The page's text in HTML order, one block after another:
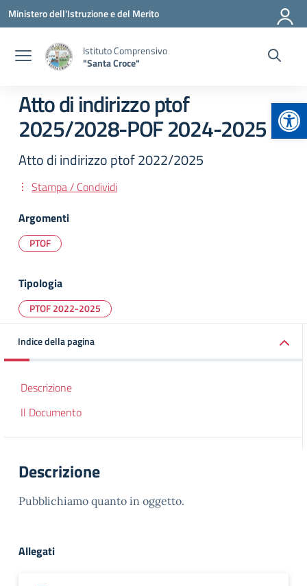
Vai ai contenuti
Vai al menu di navigazione
Vai al footer
Ministero dell'Istruzione e del Merito
Istituto Comprensivo
"Santa Croce"
Atto di indirizzo ptof
2025/2028-POF 2024-2025
Atto di indirizzo ptof 2022/2025
Stampa / Condividi
Argomenti
PTOF
Tipologia
PTOF 2022-2025
Indice della pagina
Descrizione
Il Documento
Descrizione
Pubblichiamo quanto in oggetto.
Allegati